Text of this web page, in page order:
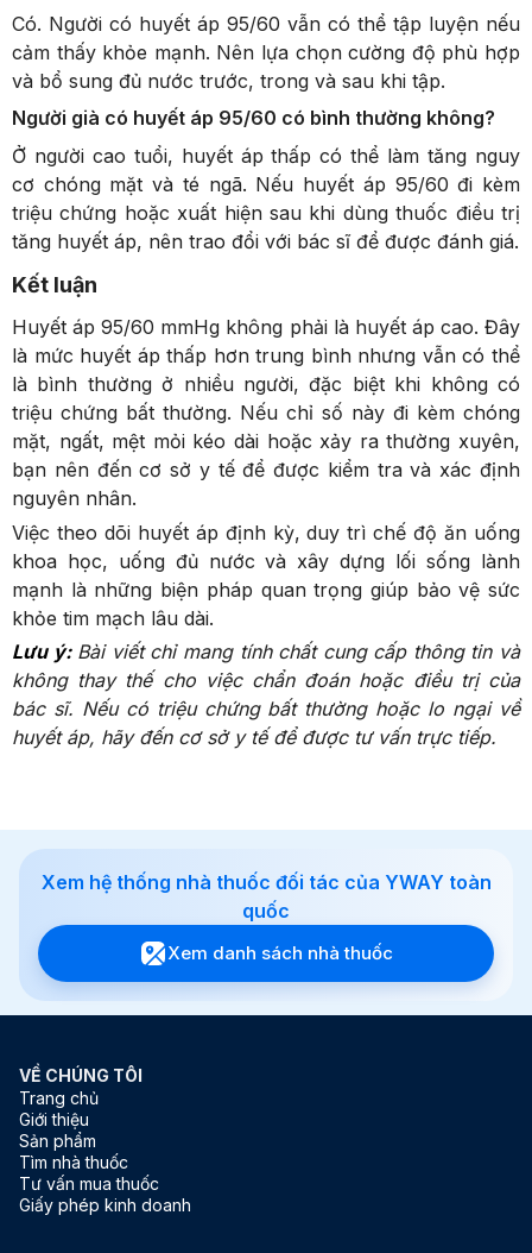
Có. Người có huyết áp 95/60 vẫn có thể tập luyện nếu
cảm thấy khỏe mạnh. Nên lựa chọn cường độ phù hợp
và bổ sung đủ nước trước, trong và sau khi tập.
Người già có huyết áp 95/60 có bình thường không?
Ở người cao tuổi, huyết áp thấp có thể làm tăng nguy
cơ chóng mặt và té ngã. Nếu huyết áp 95/60 đi kèm
triệu chứng hoặc xuất hiện sau khi dùng thuốc điều trị
tăng huyết áp, nên trao đổi với bác sĩ để được đánh giá.
Kết luận
Huyết áp 95/60 mmHg không phải là huyết áp cao. Đây
là mức huyết áp thấp hơn trung bình nhưng vẫn có thể
là bình thường ở nhiều người, đặc biệt khi không có
triệu chứng bất thường. Nếu chỉ số này đi kèm chóng
mặt, ngất, mệt mỏi kéo dài hoặc xảy ra thường xuyên,
bạn nên đến cơ sở y tế để được kiểm tra và xác định
nguyên nhân.
Việc theo dõi huyết áp định kỳ, duy trì chế độ ăn uống
khoa học, uống đủ nước và xây dựng lối sống lành
mạnh là những biện pháp quan trọng giúp bảo vệ sức
khỏe tim mạch lâu dài.
Lưu ý:Bài viết chỉ mang tính chất cung cấp thông tin và
không thay thế cho việc chẩn đoán hoặc điều trị của
bác sĩ. Nếu có triệu chứng bất thường hoặc lo ngại về
huyết áp, hãy đến cơ sở y tế để được tư vấn trực tiếp.
Xem hệ thống nhà thuốc đối tác của YWAY toàn
quốc
Xem danh sách nhà thuốc
VỀ CHÚNG TÔI
Trang chủ
Giới thiệu
Sản phẩm
Tìm nhà thuốc
Tư vấn mua thuốc
Giấy phép kinh doanh